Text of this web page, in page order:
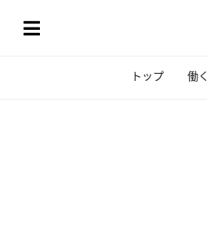
トップ 働く